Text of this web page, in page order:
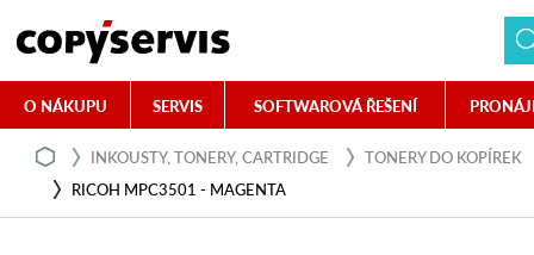
O NÁKUPU SERVIS SOFTWAROVÁ ŘEŠENÍ
INKOUSTY, TONERY, CARTRIDGE
TONERY DO KOPÍREK
RICOH MPC3501 - MAGENTA